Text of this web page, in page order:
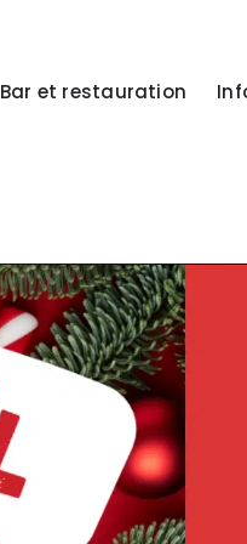
Bar et restauration